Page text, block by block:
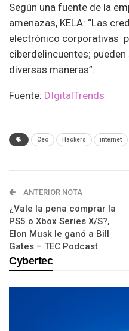
Según una fuente de la
amenazas, KELA: “Las
electrónico corporativas
ciberdelincuentes;
diversas maneras”.
Fuente: DIgitalTrends
Ceo Hackers internet
ANTERIOR NOTA
¿Vale la pena comprar la
PS5 o Xbox Series X/S?,
Elon Musk le ganó a Bill
Gates – TEC Podcast
Cybertec